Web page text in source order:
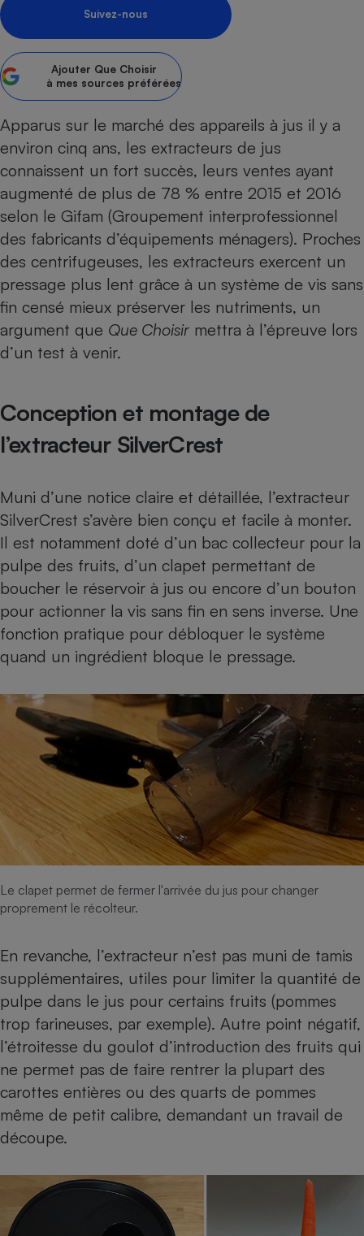
Suivez-nous
Ajouter Que Choisir
à mes sources préférées
Apparus sur le marché des appareils à jus il y a
environ cinq ans, les extracteurs de jus
connaissent un fort succès, leurs ventes ayant
augmenté de plus de 78 % entre 2015 et 2016
selon le Gifam (Groupement interprofessionnel
des fabricants d’équipements ménagers). Proches
des centrifugeuses, les extracteurs exercent un
pressage plus lent grâce à un système de vis sans
fin censé mieux préserver les nutriments, un
argument que Que Choisir mettra à l’épreuve lors
d’un test à venir.
Conception et montage de
l’extracteur SilverCrest
Muni d’une notice claire et détaillée, l’extracteur
SilverCrest s’avère bien conçu et facile à monter.
Il est notamment doté d’un bac collecteur pour la
pulpe des fruits, d’un clapet permettant de
boucher le réservoir à jus ou encore d’un bouton
pour actionner la vis sans fin en sens inverse. Une
fonction pratique pour débloquer le système
quand un ingrédient bloque le pressage.
Le clapet permet de fermer l'arrivée du jus pour changer
proprement le récolteur.
En revanche, l’extracteur n’est pas muni de tamis
supplémentaires, utiles pour limiter la quantité de
pulpe dans le jus pour certains fruits (pommes
trop farineuses, par exemple). Autre point négatif,
l’étroitesse du goulot d’introduction des fruits qui
ne permet pas de faire rentrer la plupart des
carottes entières ou des quarts de pommes
même de petit calibre, demandant un travail de
découpe.
bouteille
Banque
Petit électroménager -
Lave-linge
induction
Ventilateur
Cafetière à expressos
Téléviseur
Antivirus
Matelas
Radiateur électrique
Ventilateur
Antimoustique